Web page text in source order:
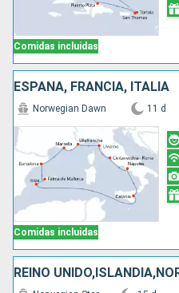
Comidas incluidas
ESPAÑA, FRANCIA, ITALIA
Comidas incluidas
Norwegian Dawn 11 d
REINO